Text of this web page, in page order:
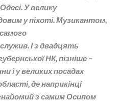
У велику
у піхоті. Музикантом,
І з двадцять
НК, пізніше –
і у великих посадах
де наприкінці
з самим Осипом